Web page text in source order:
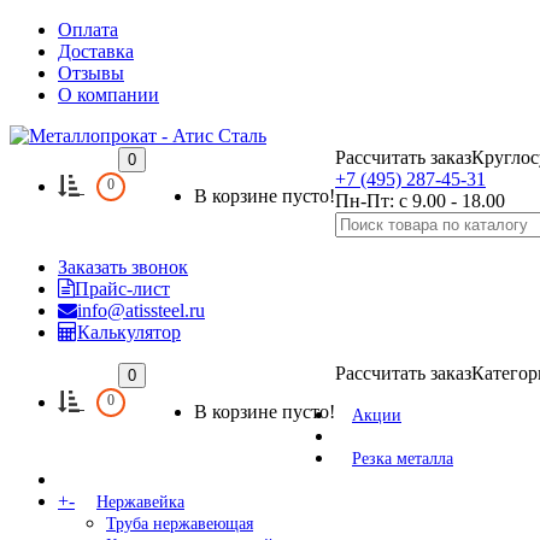
Оплата
Доставка
Отзывы
О компании
0
0
В корзине пусто!
Рассчитать заказ
+7 (495) 287-45-31
Пн-Пт: с 9.00 - 18.00
Заказать звонок
Прайс-лист
info@atissteel.ru
Калькулятор
0
0
В корзине пусто!
Рассчитать заказ
Акции
Резка металла
+-
Нержавейка
Труба нержавеющая